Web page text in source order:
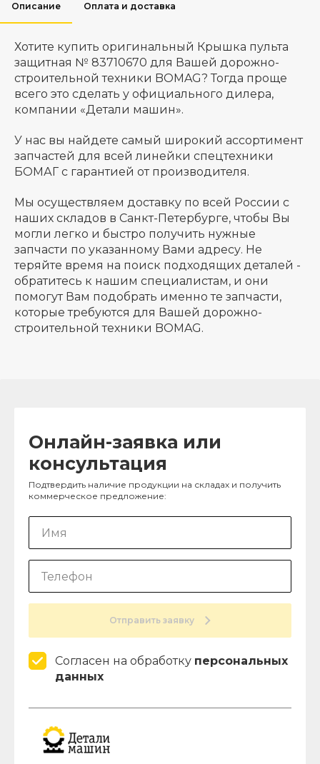
Описание Оплата и доставка
Хотите купить оригинальный Крышка пульта
защитная № 83710670 для Вашей дорожно-
строительной техники BOMAG? Тогда проще
всего это сделать у официального дилера,
компании «Детали машин».
У нас вы найдете самый широкий ассортимент
запчастей для всей линейки спецтехники
БОМАГ с гарантией от производителя.
Мы осуществляем доставку по всей России с
наших складов в Санкт-Петербурге, чтобы Вы
могли легко и быстро получить нужные
запчасти по указанному Вами адресу. Не
теряйте время на поиск подходящих деталей -
обратитесь к нашим специалистам, и они
помогут Вам подобрать именно те запчасти,
которые требуются для Вашей дорожно-
строительной техники BOMAG.
Онлайн-заявка или
консультация
Подтвердить наличие продукции на складах и получить
коммерческое предложение:
Отправить заявку
Согласен на обработку персональных
данных